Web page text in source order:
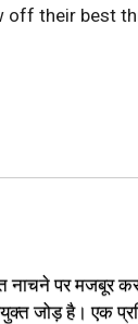
their best
नाचने पर मजबूर
जोड़ है। एक